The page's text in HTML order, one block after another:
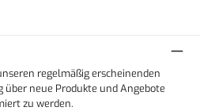
regelmäßig erscheinenden
neue Produkte und Angebote
zu werden.